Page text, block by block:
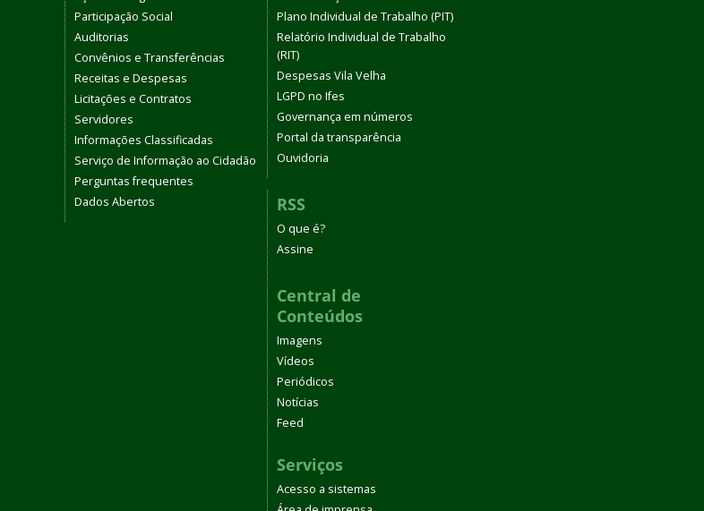
Participação Social
Auditorias
Convênios e Transferências
Receitas e Despesas
Licitações e Contratos
Servidores
Informações Classificadas
Serviço de Informação ao Cidadão
Perguntas frequentes
Dados Abertos
Plano Individual de Trabalho (PIT)
Relatório Individual de Trabalho
(RIT)
Despesas Vila Velha
LGPD no Ifes
Governança em números
Portal da transparência
Ouvidoria
RSS
O que é?
Assine
Central de
Conteúdos
Imagens
Vídeos
Periódicos
Notícias
Feed
Serviços
Acesso a sistemas